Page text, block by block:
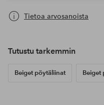
Tietoa arvosanoista
Tutustu tarkemmin
Beiget pöytäliinat Beiget